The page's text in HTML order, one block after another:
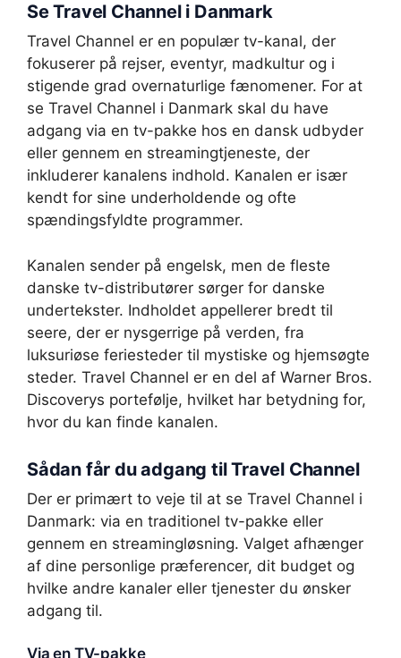
Se Travel Channel i Danmark
Travel Channel er en populær tv-kanal, der
fokuserer på rejser, eventyr, madkultur og i
stigende grad overnaturlige fænomener. For at
se Travel Channel i Danmark skal du have
adgang via en tv-pakke hos en dansk udbyder
eller gennem en streamingtjeneste, der
inkluderer kanalens indhold. Kanalen er især
kendt for sine underholdende og ofte
spændingsfyldte programmer.
Kanalen sender på engelsk, men de fleste
danske tv-distributører sørger for danske
undertekster. Indholdet appellerer bredt til
seere, der er nysgerrige på verden, fra
luksuriøse feriesteder til mystiske og hjemsøgte
steder. Travel Channel er en del af Warner Bros.
Discoverys portefølje, hvilket har betydning for,
hvor du kan finde kanalen.
Sådan får du adgang til Travel Channel
Der er primært to veje til at se Travel Channel i
Danmark: via en traditionel tv-pakke eller
gennem en streamingløsning. Valget afhænger
af dine personlige præferencer, dit budget og
hvilke andre kanaler eller tjenester du ønsker
adgang til.
Via en TV-pakke